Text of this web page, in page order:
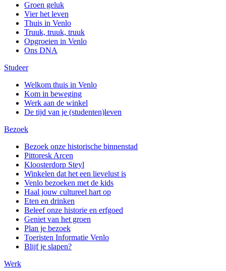
Groen geluk
Vier het leven
Thuis in Venlo
Truuk, truuk, truuk
Opgroeien in Venlo
Ons DNA
Studeer
Welkom thuis in Venlo
Kom in beweging
Werk aan de winkel
De tijd van je (studenten)leven
Bezoek
Bezoek onze historische binnenstad
Pittoresk Arcen
Kloosterdorp Steyl
Winkelen dat het een lievelust is
Venlo bezoeken met de kids
Haal jouw cultureel hart op
Eten en drinken
Beleef onze historie en erfgoed
Geniet van het groen
Plan je bezoek
Toeristen Informatie Venlo
Blijf je slapen?
Werk